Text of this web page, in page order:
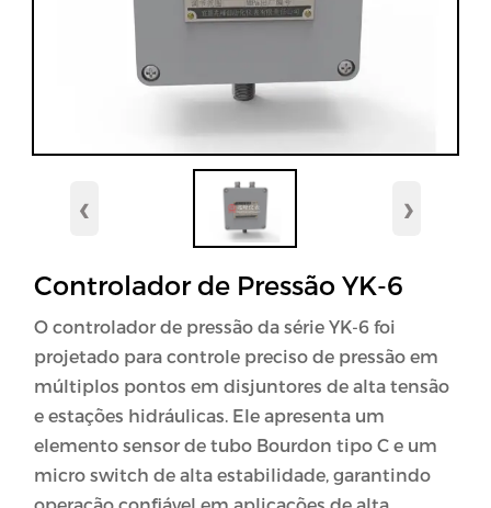
‹ ›
Controlador de Pressão YK-6
O controlador de pressão da série YK-6 foi
projetado para controle preciso de pressão em
múltiplos pontos em disjuntores de alta tensão
e estações hidráulicas. Ele apresenta um
elemento sensor de tubo Bourdon tipo C e um
micro switch de alta estabilidade, garantindo